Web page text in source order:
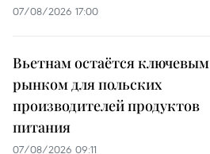
07/08/2026 17:00
Вьетнам остаётся ключевым
рынком для польских
производителей продуктов
питания
07/08/2026 09:11